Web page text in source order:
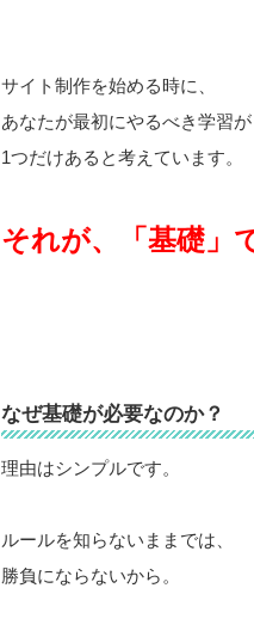
サイト制作を始める時に、
あなたが最初にやるべき学習が
1つだけあると考えています。
それが、「基礎」
なぜ基礎が必要なのか？
理由はシンプルです。
ルールを知らないままでは、
勝負にならないから。